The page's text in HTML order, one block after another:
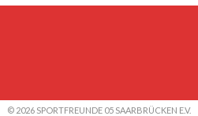
© 2026 SPORTFREUNDE 05 SAARBRÜCKEN E.V.